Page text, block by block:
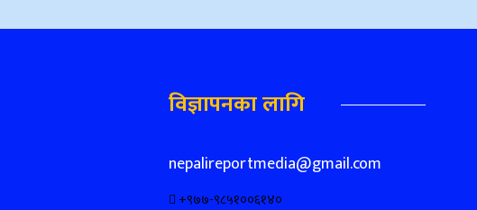
विज्ञापनका लागि
nepalireportmedia@gmail.com
+९७७-९८५१००६१४०